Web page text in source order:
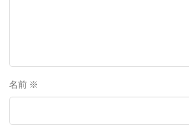
名前 ※